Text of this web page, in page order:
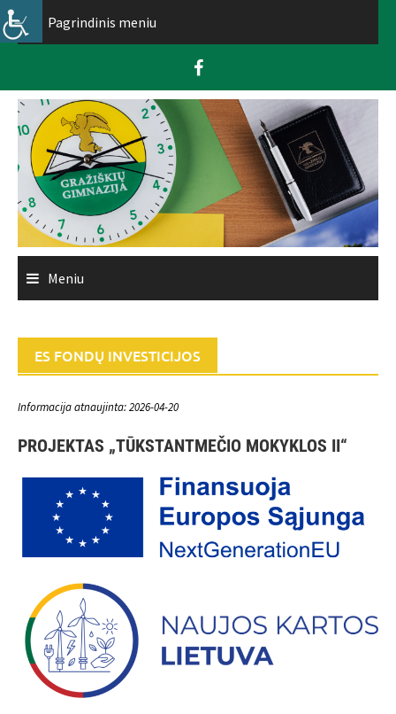
Skip
to
Pagrindinis meniu
Meniu
ES FONDŲ INVESTICIJOS
Informacija atnaujinta: 2026-04-20
PROJEKTAS „TŪKSTANTMEČIO MOKYKLOS II“